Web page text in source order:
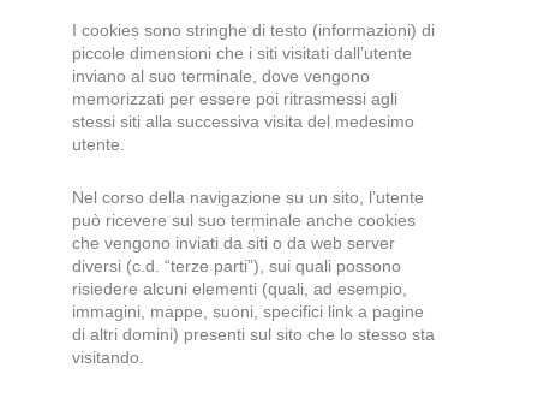
I cookies sono stringhe di testo (informazioni) di
piccole dimensioni che i siti visitati dall’utente
inviano al suo terminale, dove vengono
memorizzati per essere poi ritrasmessi agli
stessi siti alla successiva visita del medesimo
utente.
Nel corso della navigazione su un sito, l’utente
può ricevere sul suo terminale anche cookies
che vengono inviati da siti o da web server
diversi (c.d. “terze parti”), sui quali possono
risiedere alcuni elementi (quali, ad esempio,
immagini, mappe, suoni, specifici link a pagine
di altri domini) presenti sul sito che lo stesso sta
visitando.